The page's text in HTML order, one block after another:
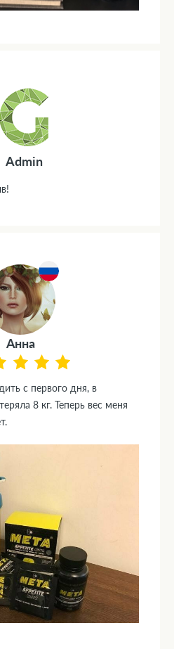
Admin
Анна
с первого дня, в
8 кг. Теперь вес меня